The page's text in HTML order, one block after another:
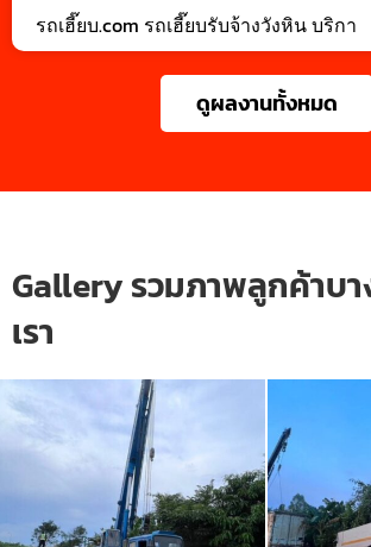
รถเฮี๊ยบ.com รถเฮี๊ยบรับจ้างวังหิน บริกา
ดูผลงานทั้งหมด
Gallery รวมภาพลูกค้าบ
เรา